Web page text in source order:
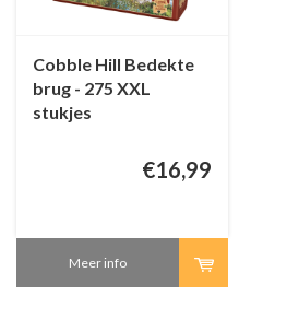
Cobble Hill Bedekte
brug - 275 XXL
stukjes
€16,99
Meer info